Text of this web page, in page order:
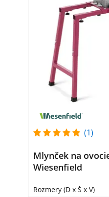
(1)
Mlynček na
Wiesenfield
Rozmery (D x Š x V)